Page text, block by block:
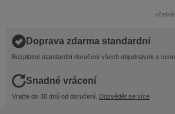
Doprava zdarma standardní
Bezplatné standardní doručení všech objednávek s
Snadné vrácení
Vraťte do 30 dnů od doručení. Dozvědět se více